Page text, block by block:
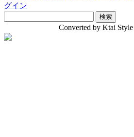
グイン
Converted by Ktai